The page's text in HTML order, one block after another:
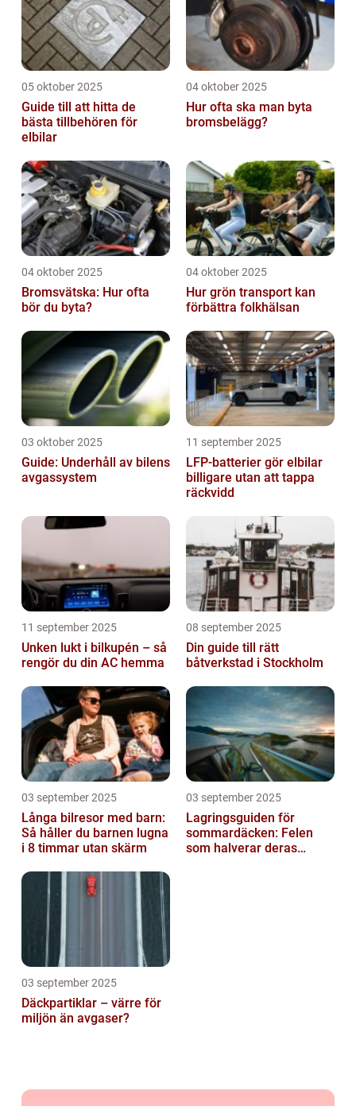
05 oktober 2025
Guide till att hitta de
bästa tillbehören för
elbilar
04 oktober 2025
Hur ofta ska man byta
bromsbelägg?
04 oktober 2025
Bromsvätska: Hur ofta
bör du byta?
04 oktober 2025
Hur grön transport kan
förbättra folkhälsan
03 oktober 2025
Guide: Underhåll av bilens
avgassystem
11 september 2025
LFP-batterier gör elbilar
billigare utan att tappa
räckvidd
11 september 2025
Unken lukt i bilkupén – så
rengör du din AC hemma
08 september 2025
Din guide till rätt
båtverkstad i Stockholm
03 september 2025
Långa bilresor med barn:
Så håller du barnen lugna
i 8 timmar utan skärm
03 september 2025
Lagringsguiden för
sommardäcken: Felen
som halverar deras
03 september 2025
Däckpartiklar – värre för
miljön än avgaser?